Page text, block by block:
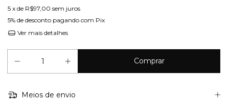
5 x de R$97,00 sem juros
5% de desconto pagando com Pix
Ver mais detalhes
Meios de envio